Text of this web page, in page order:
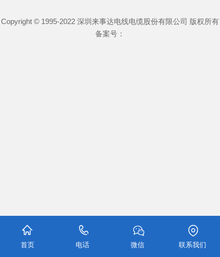
Copyright © 1995-2022 深圳来事达电线电缆股份有限公司 版权所有
备案号：
首页 电话 微信 联系我们